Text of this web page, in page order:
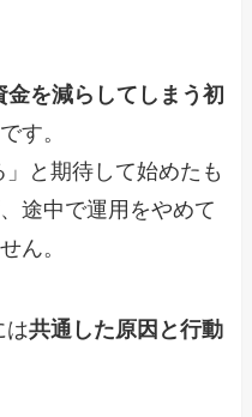
金を減らしてしまう初
す。
」と期待して始めたも
途中で運用をやめて
ん。
は共通した原因と行動